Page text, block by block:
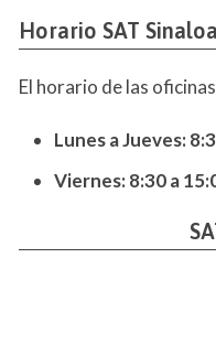
Horario SAT Sinaloa
El horario de las
Lunes a Jueves:
Viernes: 8:30 a